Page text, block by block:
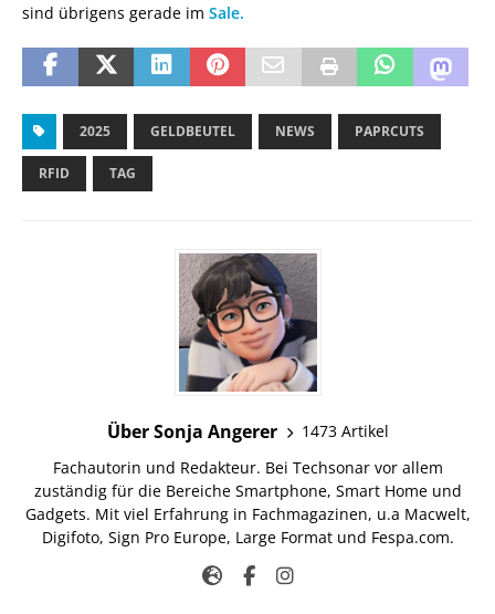
sind übrigens gerade im Sale.
2025 GELDBEUTEL NEWS PAPRCUTS
RFID TAG
Über Sonja Angerer
1473 Artikel
Fachautorin und Redakteur. Bei Techsonar vor allem
zuständig für die Bereiche Smartphone, Smart Home und
Gadgets. Mit viel Erfahrung in Fachmagazinen, u.a Macwelt,
Digifoto, Sign Pro Europe, Large Format und Fespa.com.